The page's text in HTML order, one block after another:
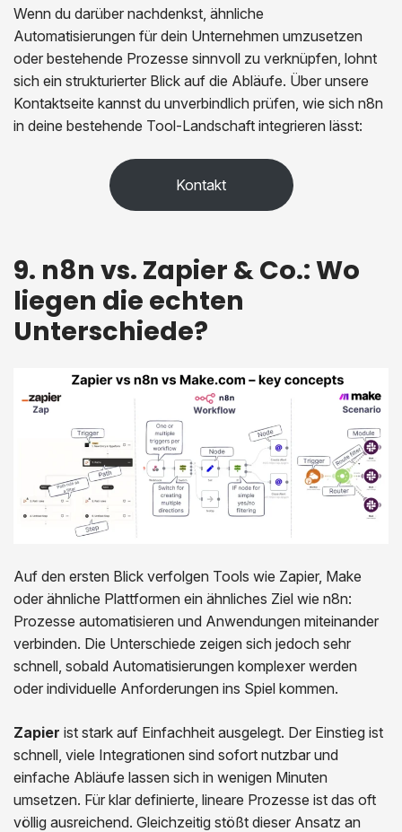
Wenn du darüber nachdenkst, ähnliche
Automatisierungen für dein Unternehmen umzusetzen
oder bestehende Prozesse sinnvoll zu verknüpfen, lohnt
sich ein strukturierter Blick auf die Abläufe. Über unsere
Kontaktseite kannst du unverbindlich prüfen, wie sich n8n
in deine bestehende Tool-Landschaft integrieren lässt:
Kontakt
9. n8n vs. Zapier & Co.: Wo
liegen die echten
Unterschiede?
Auf den ersten Blick verfolgen Tools wie Zapier, Make
oder ähnliche Plattformen ein ähnliches Ziel wie n8n:
Prozesse automatisieren und Anwendungen miteinander
verbinden. Die Unterschiede zeigen sich jedoch sehr
schnell, sobald Automatisierungen komplexer werden
oder individuelle Anforderungen ins Spiel kommen.
Zapier ist stark auf Einfachheit ausgelegt. Der Einstieg ist
schnell, viele Integrationen sind sofort nutzbar und
einfache Abläufe lassen sich in wenigen Minuten
umsetzen. Für klar definierte, lineare Prozesse ist das oft
völlig ausreichend. Gleichzeitig stößt dieser Ansatz an